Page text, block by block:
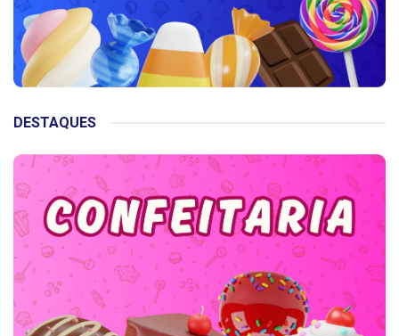
DESTAQUES